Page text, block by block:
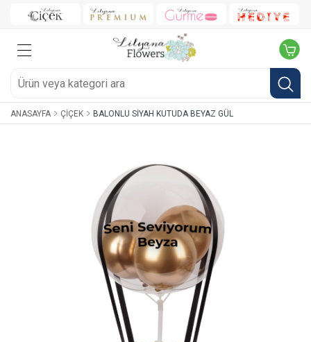
ANASAYFA ÇIÇEK BALONLU SIYAH KUTUDA BEYAZ GÜL